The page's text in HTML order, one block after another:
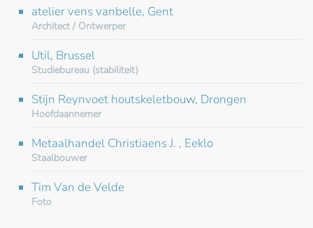
atelier vens vanbelle, Gent
Architect / Ontwerper
Util, Brussel
Studiebureau (stabiliteit)
Stijn Reynvoet houtskeletbouw, Drongen
Hoofdaannemer
Metaalhandel Christiaens J. , Eeklo
Staalbouwer
Tim Van de Velde
Foto